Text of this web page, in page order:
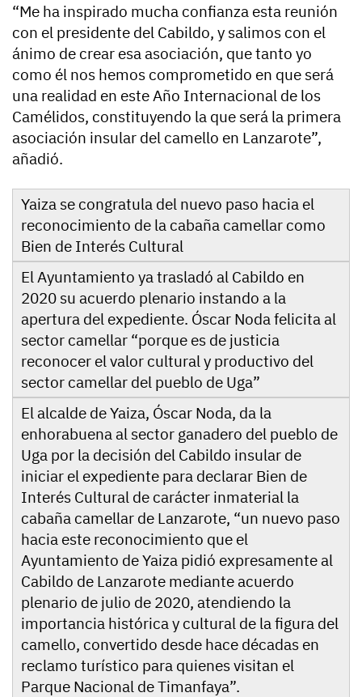
“Me ha inspirado mucha confianza esta reunión
con el presidente del Cabildo, y salimos con el
ánimo de crear esa asociación, que tanto yo
como él nos hemos comprometido en que será
una realidad en este Año Internacional de los
Camélidos, constituyendo la que será la primera
asociación insular del camello en Lanzarote”,
añadió.
Yaiza se congratula del nuevo paso hacia el
reconocimiento de la cabaña camellar como
Bien de Interés Cultural
El Ayuntamiento ya trasladó al Cabildo en
2020 su acuerdo plenario instando a la
apertura del expediente. Óscar Noda felicita al
sector camellar “porque es de justicia
reconocer el valor cultural y productivo del
sector camellar del pueblo de Uga”
El alcalde de Yaiza, Óscar Noda, da la
enhorabuena al sector ganadero del pueblo de
Uga por la decisión del Cabildo insular de
iniciar el expediente para declarar Bien de
Interés Cultural de carácter inmaterial la
cabaña camellar de Lanzarote, “un nuevo paso
hacia este reconocimiento que el
Ayuntamiento de Yaiza pidió expresamente al
Cabildo de Lanzarote mediante acuerdo
plenario de julio de 2020, atendiendo la
importancia histórica y cultural de la figura del
camello, convertido desde hace décadas en
reclamo turístico para quienes visitan el
Parque Nacional de Timanfaya”.